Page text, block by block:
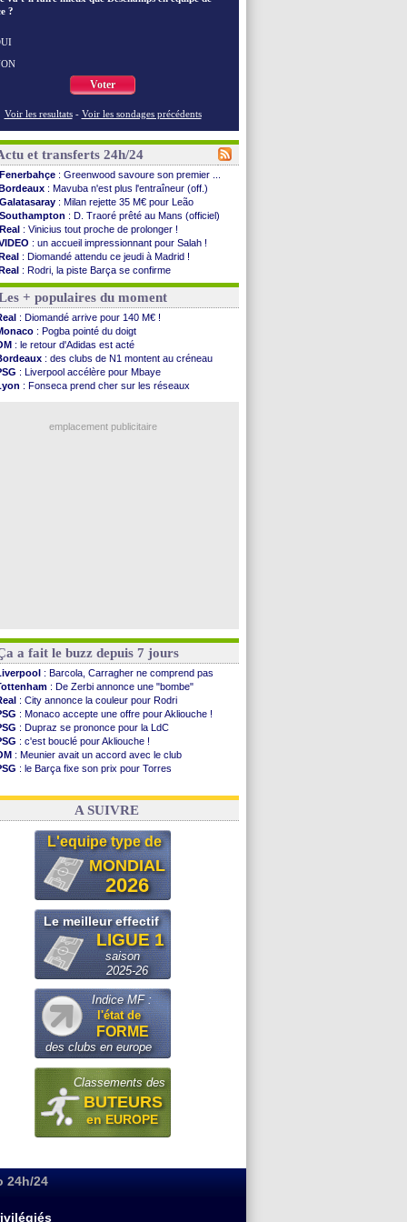
?
Voter
Voir les resultats - Voir les sondages précédents
et transferts 24h/24
Fenerbahçe : Greenwood savoure son premier ...
: Mavuba n'est plus l'entraîneur (off.)
Galatasaray : Milan rejette 35 M€ pour Leão
Southampton : D. Traoré prêté au Mans (officiel)
Real : Vinicius tout proche de prolonger !
: un accueil impressionnant pour Salah !
: Diomandé attendu ce jeudi à Madrid !
: Rodri, la piste Barça se confirme
: Akliouche arrive ce jeudi à Paris !
Médias: la Liga quitte beIN Sports !
PSG: pas d'inquiétude pour Rafael Pol
Real : ça se complique pour Rodri !
Barça: Ferran Torres donne son feu vert au ...
FIFA: des excuses après le projet
: c'est fait pour Fekir (officiel)
Real : réponse imminente de Vinicius
Arsenal: Nørgaard transféré à Everton (off.)
: Pogba pointé du doigt
+ populaires du moment
: Diomandé arrive pour 140 M€ !
: Pogba pointé du doigt
: le retour d'Adidas est acté
: des clubs de N1 montent au créneau
: Liverpool accélère pour Mbaye
: Fonseca prend cher sur les réseaux
emplacement publicitaire
a fait le buzz depuis 7 jours
: Barcola, Carragher ne comprend pas
: De Zerbi annonce une "bombe"
: City annonce la couleur pour Rodri
: Monaco accepte une offre pour Akliouche !
: Dupraz se prononce pour la LdC
: c'est bouclé pour Akliouche !
: Meunier avait un accord avec le club
: le Barça fixe son prix pour Torres
: Infantino sollicite Trump
A SUIVRE
L'equipe type de
MONDIAL
2026
Le meilleur effectif
LIGUE 1
saison
2025-26
Indice MF :
l'état de
FORME
des clubs en europe
Classements des
BUTEURS
en EUROPE
24h/24